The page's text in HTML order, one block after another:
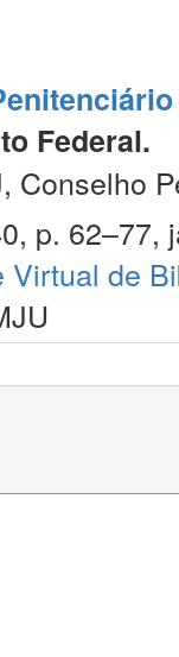
Federal.
Conselho
p. 62–77,
Virtual de